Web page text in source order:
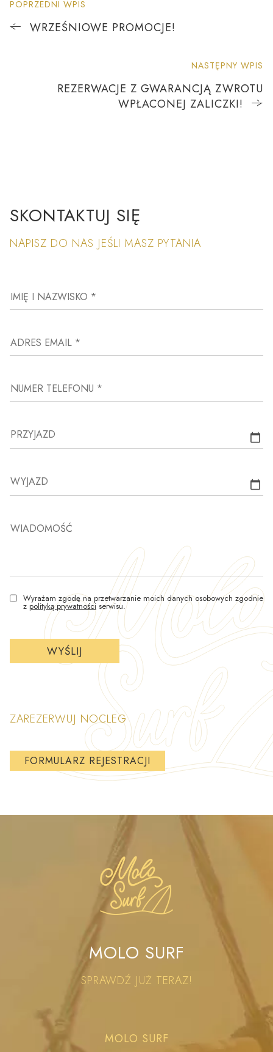
POPRZEDNI WPIS
WRZEŚNIOWE PROMOCJE!
NASTĘPNY WPIS
REZERWACJE Z GWARANCJĄ ZWROTU
WPŁACONEJ ZALICZKI!
MOLO SURF
SPRAWDŹ JUŻ TERAZ!
MOLO SURF
SKONTAKTUJ SIĘ
NAPISZ DO NAS JEŚLI MASZ PYTANIA
IMIĘ I NAZWISKO *
ADRES EMAIL *
NUMER TELEFONU *
PRZYJAZD
WYJAZD
WIADOMOŚĆ
Wyrażam zgodę na przetwarzanie moich danych osobowych zgodnie
z polityką prywatności serwisu.
ZAREZERWUJ NOCLEG
FORMULARZ REJESTRACJI